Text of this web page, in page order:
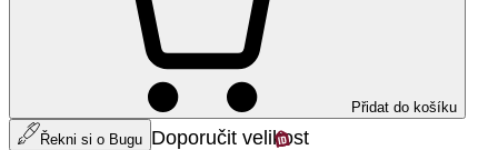
Přidat do košíku
Řekni si o Bugu Doporučit velikost